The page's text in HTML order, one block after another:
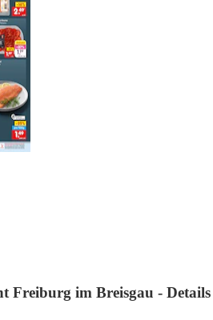
Freiburg im Breisgau - Details